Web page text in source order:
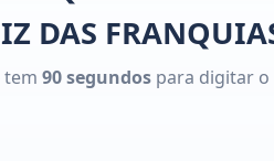
DAS
tem 90 segundospara digitar o